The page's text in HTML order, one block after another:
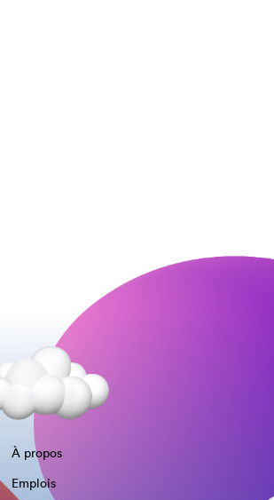
À propos
Emplois